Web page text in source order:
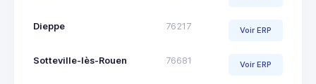
Dieppe 76217 Voir ERP
Sotteville-lès-Rouen 76681 Voir ERP